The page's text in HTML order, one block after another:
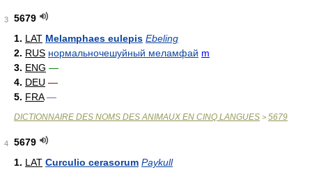
3
5679
1. LAT Melamphaes eulepis Ebeling
2. RUS нормальночешуйный меламфай m
3. ENG —
4. DEU —
5. FRA —
DICTIONNAIRE DES NOMS DES ANIMAUX EN CINQ LANGUES > 5679
4
5679
1. LAT Curculio cerasorum Paykull